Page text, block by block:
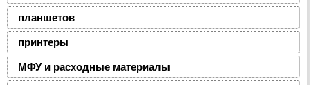
планшетов
принтеры
МФУ и расходные материалы